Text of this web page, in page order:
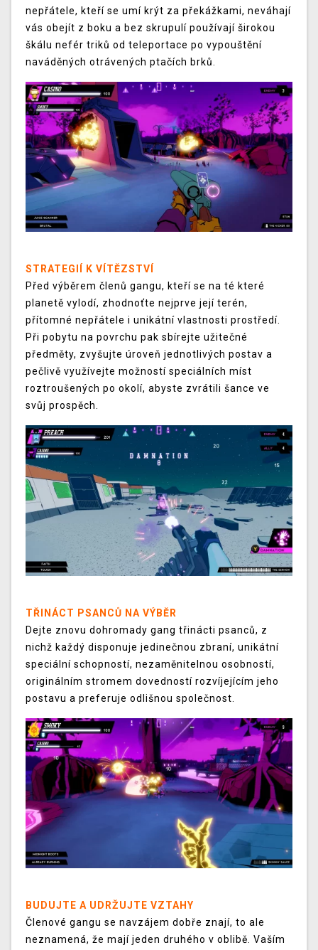
nepřátele, kteří se umí krýt za překážkami, neváhají
vás obejít z boku a bez skrupulí používají širokou
škálu nefér triků od teleportace po vypouštění
naváděných otrávených ptačích brků.
STRATEGIÍ K VÍTĚZSTVÍ
Před výběrem členů gangu, kteří se na té které
planetě vylodí, zhodnoťte nejprve její terén,
přítomné nepřátele i unikátní vlastnosti prostředí.
Při pobytu na povrchu pak sbírejte užitečné
předměty, zvyšujte úroveň jednotlivých postav a
pečlivě využívejte možností speciálních míst
roztroušených po okolí, abyste zvrátili šance ve
svůj prospěch.
TŘINÁCT PSANCŮ NA VÝBĚR
Dejte znovu dohromady gang třinácti psanců, z
nichž každý disponuje jedinečnou zbraní, unikátní
speciální schopností, nezaměnitelnou osobností,
originálním stromem dovedností rozvíjejícím jeho
postavu a preferuje odlišnou společnost.
BUDUJTE A UDRŽUJTE VZTAHY
Členové gangu se navzájem dobře znají, to ale
neznamená, že mají jeden druhého v oblibě. Vaším